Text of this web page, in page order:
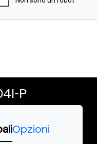
P
Opzioni